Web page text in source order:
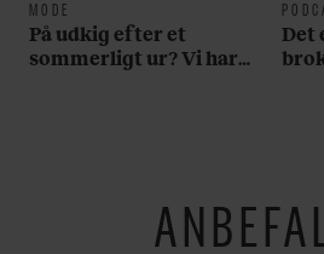
MODE
På udkig efter et
sommerligt ur? Vi har
Det